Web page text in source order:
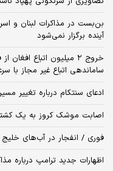
بن‌بست در مذاکرات لبنان و
آینده برگزار نمی‌شود
ساماندهی اتباع غیر مجاز با
ادعای سنتکام درباره تغییر مسیر ۵۵ کشتی در تنگه هرمز
اصابت موشک کروز به یک
فوری / انفجار در آب‌های
اظهارات جدید ترامپ درباره